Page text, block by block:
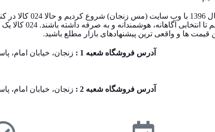
024 کالا، معتبرترین پلتفرم
قیمت‌ ها از معتبرترین فروشگاه‌
ها و واقعی‌ ترین پیشنهادهای بازار مطلع باشید.
آدرس فروشگاه شعبه 1 : زنجان، خیابان امام، پاساژ
آدرس فروشگاه شعبه 2 : زنجان، خیابان امام،